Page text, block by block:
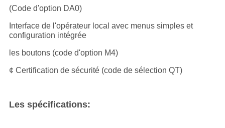
(Code d'option DA0)
Interface de l'opérateur local avec menus simples et
configuration intégrée
les boutons (code d'option M4)
¢ Certification de sécurité (code de sélection QT)
Les spécifications: